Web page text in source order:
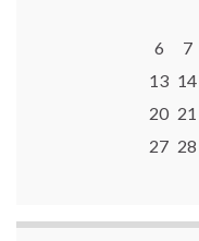
6
7
13 14
20 21
27 28